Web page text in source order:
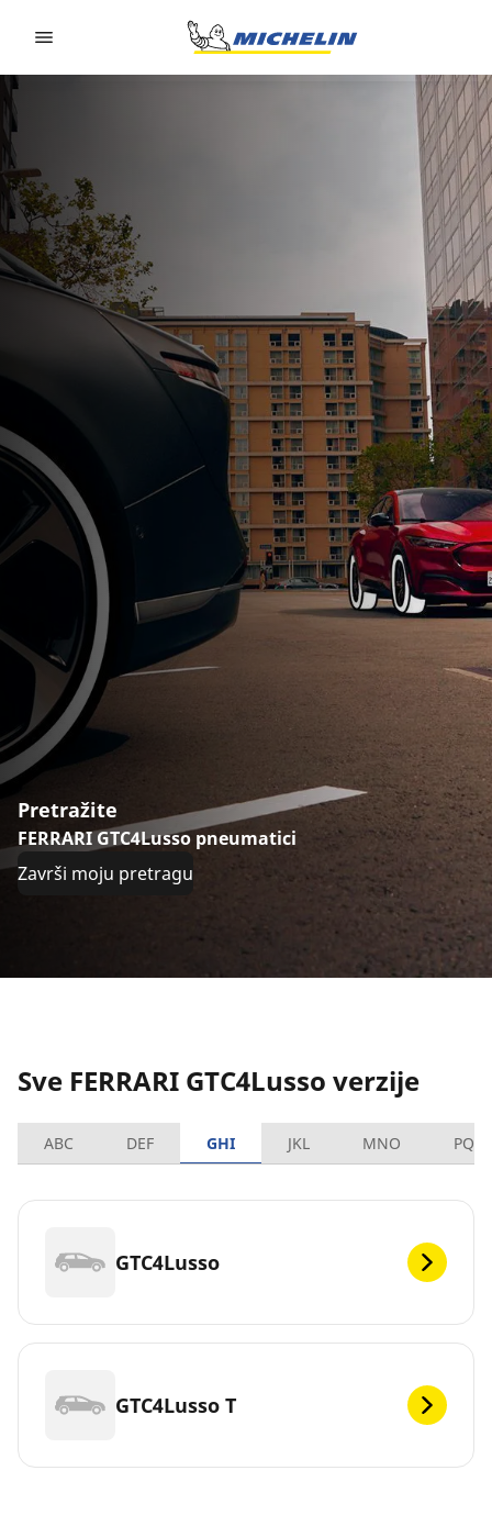
Pretražite
FERRARI GTC4Lusso pneumatici
Završi moju pretragu
Sve FERRARI GTC4Lusso verzije
ABC DEF GHI JKL MNO PQRS
GTC4Lusso
GTC4Lusso T